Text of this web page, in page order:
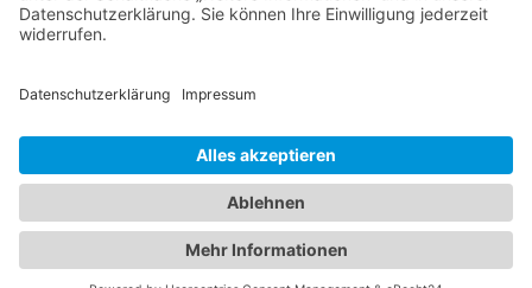
Immobilienmakler Stuhr
Immobilienmakler Weyhe